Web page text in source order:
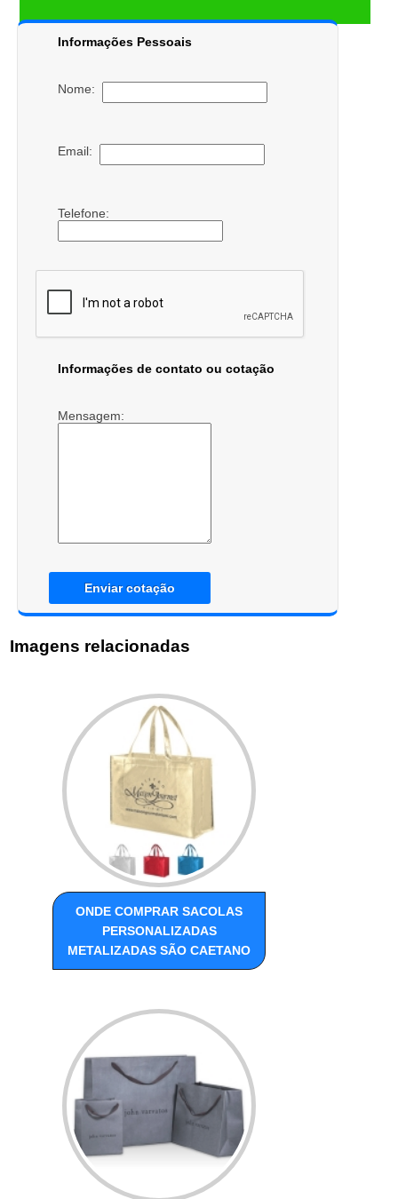
Informações Pessoais
Nome:
Email:
Telefone:
Informações de contato ou cotação
Mensagem:
Enviar cotação
Imagens relacionadas
ONDE COMPRAR SACOLAS
PERSONALIZADAS
METALIZADAS SÃO CAETANO